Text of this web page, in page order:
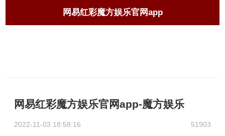
网易红彩魔方娱乐官网app
网易红彩魔方娱乐官网app-魔方娱乐
2022-11-03 18:58:16 51903